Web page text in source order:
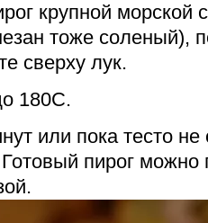
крупной морской
тоже соленый),
сверху лук.
180С.
или пока тесто не
Готовый пирог можно